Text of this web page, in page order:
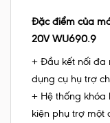
Đặc điểm của
20V WU690.9
+ Đầu kết nối đa
dụng cụ hụ trợ
+ Hệ thống
kiện phụ trợ một